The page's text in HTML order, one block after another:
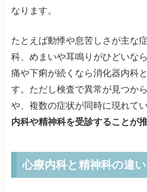
なります。
たとえば動悸や息苦しさが主な
科、めまいや耳鳴りがひどいな
痛や下痢が続くなら消化器内科
す。ただし検査で異常が見つか
や、複数の症状が同時に現れて
内科や精神科を受診することが
心療内科と精神科の違